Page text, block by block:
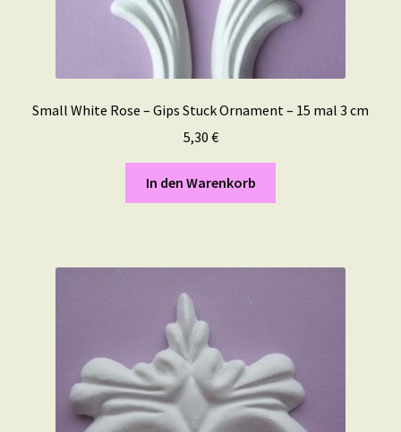
Small White Rose – Gips Stuck Ornament – 15 mal 3 cm
5,30 €
In den Warenkorb